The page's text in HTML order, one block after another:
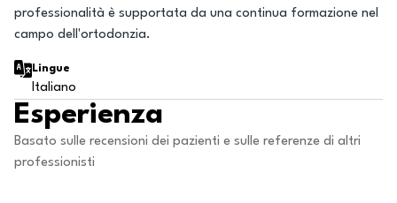
professionalità è supportata da una continua formazione nel
campo dell'ortodonzia.
Lingue
Italiano
Esperienza
Basato sulle recensioni dei pazienti e sulle referenze di altri
professionisti